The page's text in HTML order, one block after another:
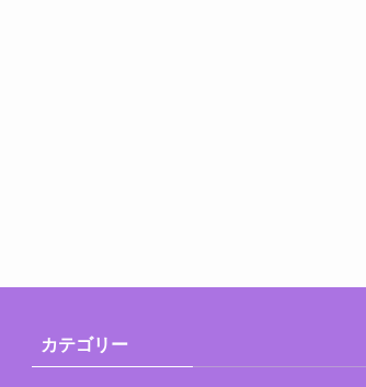
カテゴリー